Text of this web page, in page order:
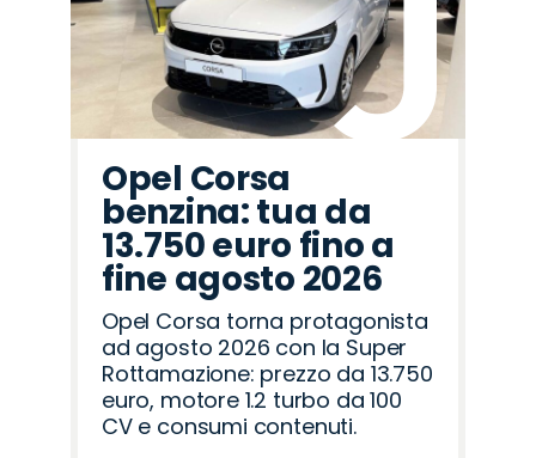
Opel Corsa
benzina: tua da
13.750 euro fino a
fine agosto 2026
Opel Corsa torna protagonista
ad agosto 2026 con la Super
Rottamazione: prezzo da 13.750
euro, motore 1.2 turbo da 100
CV e consumi contenuti.